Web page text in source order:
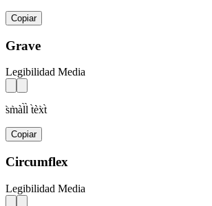
Copiar
Grave
Legibilidad Media
s̀m̀àl̀l̀ t̀èx̀t̀
Copiar
Circumflex
Legibilidad Media